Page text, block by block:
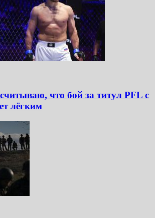
что бой за титул PFL с
лёгким